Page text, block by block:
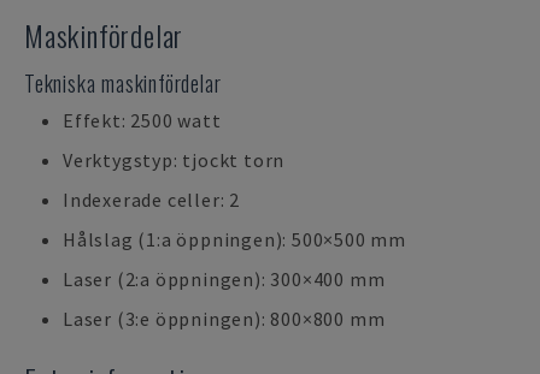
Maskinfördelar
Tekniska maskinfördelar
Effekt: 2500 watt
Verktygstyp: tjockt torn
Indexerade celler: 2
Hålslag (1:a öppningen): 500×500 mm
Laser (2:a öppningen): 300×400 mm
Laser (3:e öppningen): 800×800 mm